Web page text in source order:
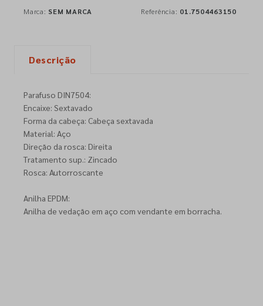
Marca: SEM MARCA Referência: 01.7504463150
Descrição
Parafuso DIN7504:
Encaixe: Sextavado
Forma da cabeça: Cabeça sextavada
Material: Aço
Direção da rosca: Direita
Tratamento sup.: Zincado
Rosca: Autorroscante
Anilha EPDM:
Anilha de vedação em aço com vendante em borracha.